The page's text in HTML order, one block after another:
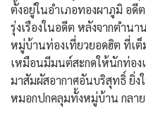
ตั้งอยู่ในอำเภอทองผาภูมิ อดี
รุ่งเรืองในอดีต หลังจากตำนา
หมู่บ้านท่องเที่ยวยอดฮิต ที่เต็
เหมือนมีมนต์สะกดให้นักท่อง
มาสัมผัสอากาศอันบริสุทธิ์ ยิ่
หมอกปกคลุมทั้งหมู่บ้าน กลา